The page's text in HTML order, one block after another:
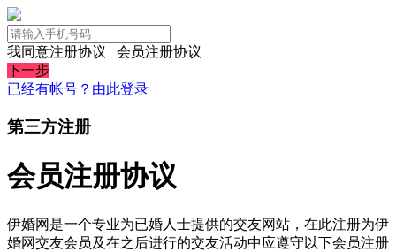
我同意注册协议 会员注册协议
下一步
已经有帐号？由此登录
第三方注册
会员注册协议
伊婚网是一个专业为已婚人士提供的交友网站，在此注册为伊
婚网交友会员及在之后进行的交友活动中应遵守以下会员注册